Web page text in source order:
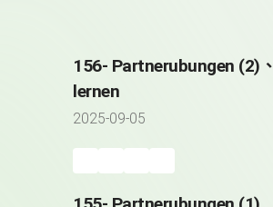
156- Partnerubungen (2)
lernen
2025-09-05